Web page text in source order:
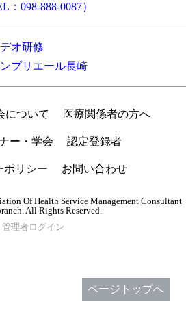
：098-888-0087）
オ研修
プリエール長崎
ページトップへ
について 医療関係者の方へ
ー・学会 認定登録者
ポリシー お問い合わせ
Of Health Service Management Consultant
All Rights Reserved.
管理者ログイン